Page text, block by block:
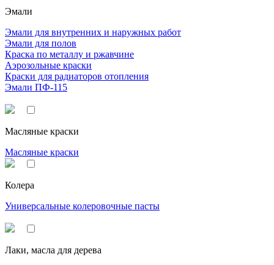
Эмали
Эмали для внутренних и наружных работ
Эмали для полов
Краска по металлу и ржавчине
Аэрозольные краски
Краски для радиаторов отопления
Эмали ПФ-115
Масляные краски
Масляные краски
Колера
Универсальные колеровочные пасты
Лаки, масла для дерева